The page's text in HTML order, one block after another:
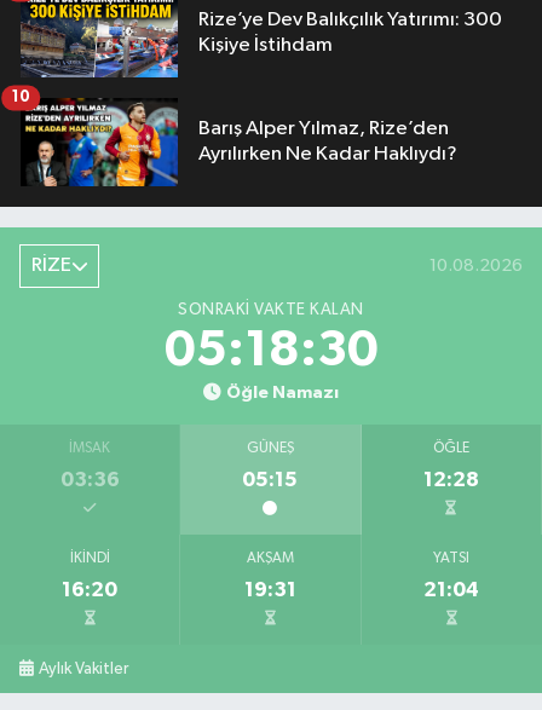
Rize’ye Dev Balıkçılık Yatırımı: 300
Kişiye İstihdam
Barış Alper Yılmaz, Rize’den
Ayrılırken Ne Kadar Haklıydı?
10
RİZE 10.08.2026
SONRAKI VAKTE KALAN
05:18:30
Öğle Namazı
İMSAK
03:36
GÜNEŞ
05:15
ÖĞLE
12:28
İKINDI
16:20
AKŞAM
19:31
YATSI
21:04
Aylık Vakitler